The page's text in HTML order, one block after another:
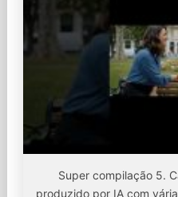
Super compilação 5.
produzido por IA com